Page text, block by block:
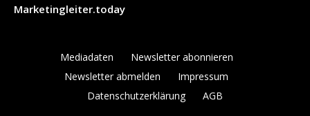
Marketingleiter.today
Mediadaten
Newsletter abonnieren
Newsletter abmelden
Impressum
Datenschutzerklärung
AGB